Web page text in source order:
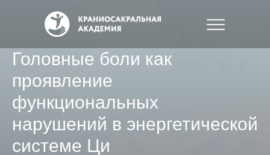
Головные боли как
проявление
функциональных
нарушений в энергетической
системе Ци